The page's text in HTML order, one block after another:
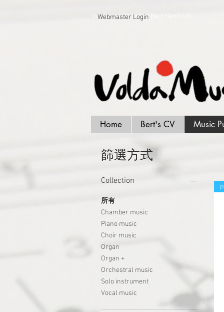
Voldamusikk forlag Bert Handrick
Webmaster Login
Home Bert's CV Music
篩選方式
Collection
所有
Chamber music
Piano music
Choir music
Organ
Organ +
Orchestral music
Solo instrument
Vocal music